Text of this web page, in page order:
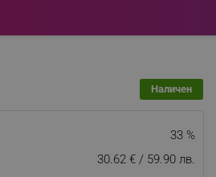
Наличен
33 %
30.62 € / 59.90 лв.